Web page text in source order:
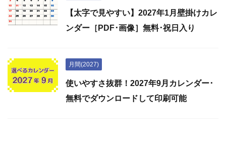
【太字で見やすい】2027年1月壁掛けカレ
ンダー［PDF･画像］無料･祝日入り
月間(2027)
使いやすさ抜群！2027年9月カレンダー･
無料でダウンロードして印刷可能